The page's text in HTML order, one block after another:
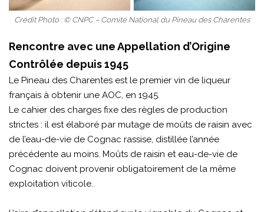
Crédit Photo : © CNPC – Comité National du Pineau des Charentes
Rencontre avec une Appellation d’Origine
Contrôlée depuis 1945
Le Pineau des Charentes est le premier vin de liqueur
français à obtenir une AOC, en 1945.
Le cahier des charges fixe des règles de production
strictes : il est élaboré par mutage de moûts de raisin avec
de l’eau-de-vie de Cognac rassise, distillée l’année
précédente au moins. Moûts de raisin et eau-de-vie de
Cognac doivent provenir obligatoirement de la même
exploitation viticole.